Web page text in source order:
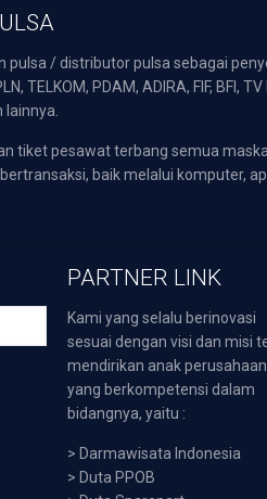
pulsa / distributor pulsa sebagai
TELKOM, PDAM, ADIRA, FIF,
tiket pesawat terbang semua
baik melalui komputer,
PARTNER LINK
Kami yang selalu berinovasi
sesuai dengan visi dan misi
mendirikan anak perusahaan
yang berkompetensi dalam
bidangnya, yaitu :
> Darmawisata Indonesia
> Duta PPOB